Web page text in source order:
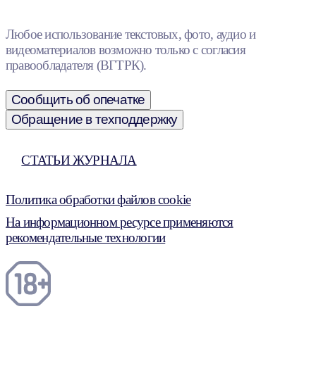
Любое использование текстовых, фото, аудио и
видеоматериалов возможно только с согласия
правообладателя (ВГТРК).
Сообщить об опечатке
Обращение в техподдержку
СТАТЬИ ЖУРНАЛА
Политика обработки файлов cookie
На информационном ресурсе применяются
рекомендательные технологии